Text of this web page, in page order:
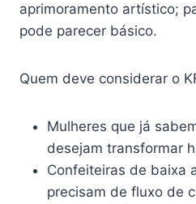
aprimoramento artístico;
pode parecer básico.
Quem deve considerar o
Mulheres que já
desejam transformar
Confeiteiras de baixa
precisam de fluxo de